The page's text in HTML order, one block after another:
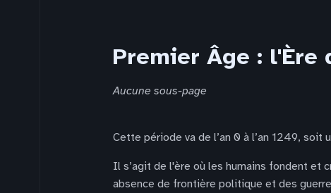
Premier Âge : l'Ère
Aucune sous-page
Cette période va de l’an 0 à l’an 1249, soit
Il s’agit de l'ère où les humains fondent et
absence de frontière politique et des